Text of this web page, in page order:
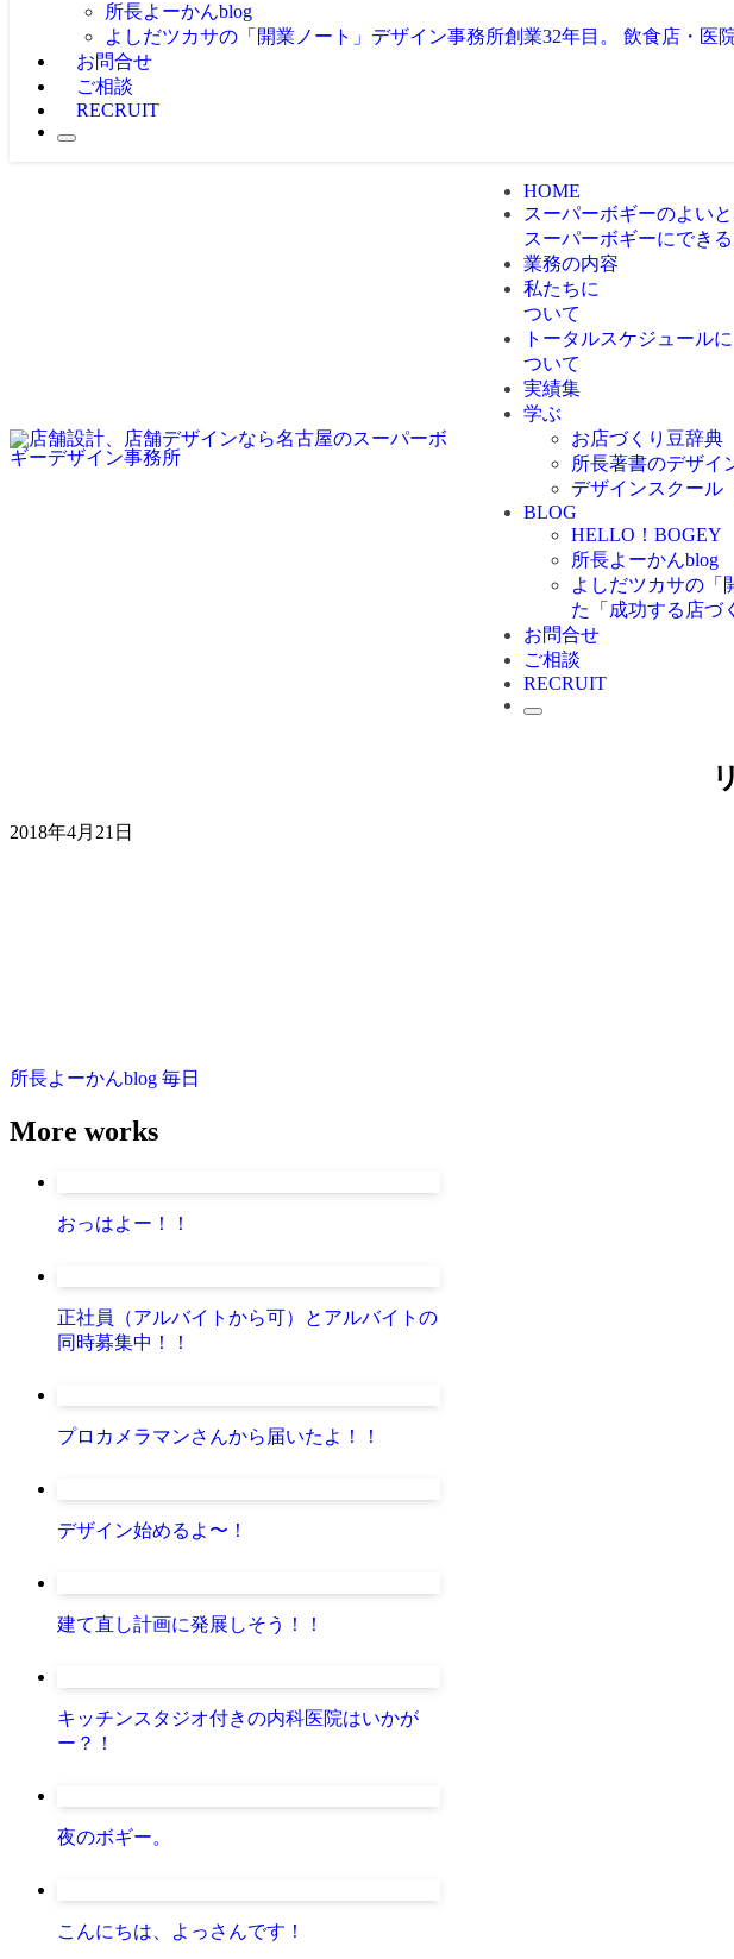
所長よーかんblog
よしだツカサの「開業ノート」 デザイン事務所創業32年目。 飲食店・医
お問合せ
ご相談
RECRUIT
HOME
スーパーボギーのよい
スーパーボギーにできる
業務の内容
私たちに
ついて
トータルスケジュールに
ついて
実績集
学ぶ
お店づくり豆辞典
所長著書のデザイ
デザインスクール
BLOG
HELLO！BOGEY
所長よーかんblog
よしだツカサの「
た「成功する店づ
お問合せ
ご相談
RECRUIT
2018年4月21日
所長よーかんblog 毎日
More works
おっはよー！！
正社員（アルバイトから可）とアルバイトの
同時募集中！！
プロカメラマンさんから届いたよ！！
デザイン始めるよ〜！
建て直し計画に発展しそう！！
キッチンスタジオ付きの内科医院はいかが
ー？！
夜のボギー。
こんにちは、よっさんです！